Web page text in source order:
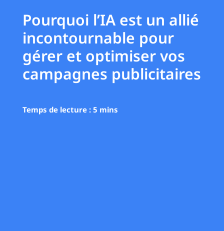
Pourquoi l’IA est un allié
incontournable pour
gérer et optimiser vos
campagnes publicitaires